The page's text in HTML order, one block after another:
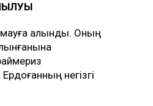
алынды. Оның
негізгі